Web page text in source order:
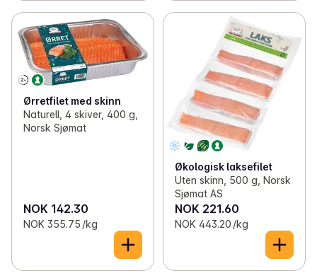
Ørretfilet med skinn
Naturell, 4 skiver, 400 g,
Norsk Sjømat
NOK 142.30
NOK 355.75 /kg
Økologisk laksefilet
Uten skinn, 500 g, Norsk
Sjømat AS
NOK 221.60
NOK 443.20 /kg